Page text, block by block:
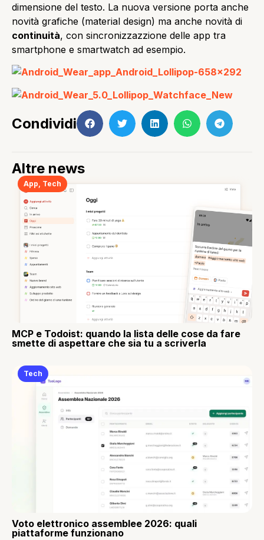
dimensione del testo. La nuova versione porta anche
novità grafiche (material design) ma anche novità di
continuità, con sincronizzazzione delle app tra
smartphone e smartwatch ad esempio.
Condividi
Altre news
App, Tech
MCP e Todoist: quando la lista delle cose da fare
smette di aspettare che sia tu a scriverla
Tech
Voto elettronico assemblee 2026: quali
piattaforme funzionano